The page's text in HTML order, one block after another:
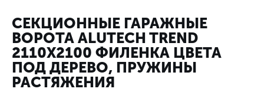
СЕКЦИОННЫЕ ГАРАЖНЫЕ
ВОРОТА ALUTECH TREND
2110X2100 ФИЛЕНКА ЦВЕТА
ПОД ДЕРЕВО, ПРУЖИНЫ
РАСТЯЖЕНИЯ